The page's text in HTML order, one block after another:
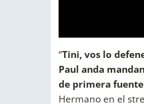
“Tini, vos lo
Paul anda
de primera
Hermano en el